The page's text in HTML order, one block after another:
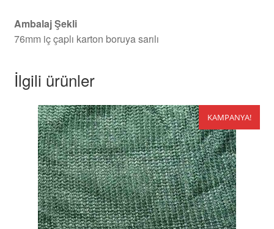
Ambalaj Şekli
76mm iç çaplı karton boruya sarılı
İlgili ürünler
KAMPANYA!